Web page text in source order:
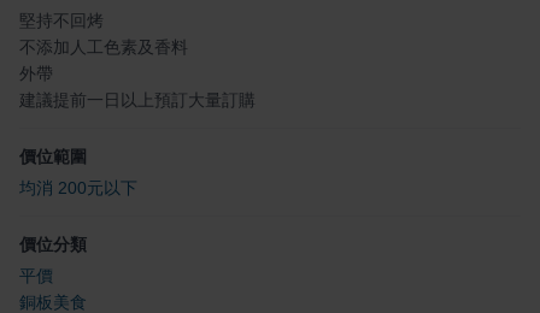
堅持不回烤
不添加人工色素及香料
外帶
建議提前一日以上預訂大量訂購
價位範圍
均消 200元以下
價位分類
平價
銅板美食